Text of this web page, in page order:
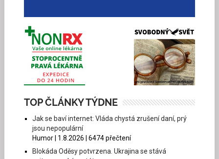
TOP ČLÁNKY TÝDNE
Jak se baví internet: Vláda chystá zrušení daní, prý
jsou nepopulární
Humor | 1.8.2026 | 6474 přečtení
Blokáda Oděsy potvrzena. Ukrajina se stává